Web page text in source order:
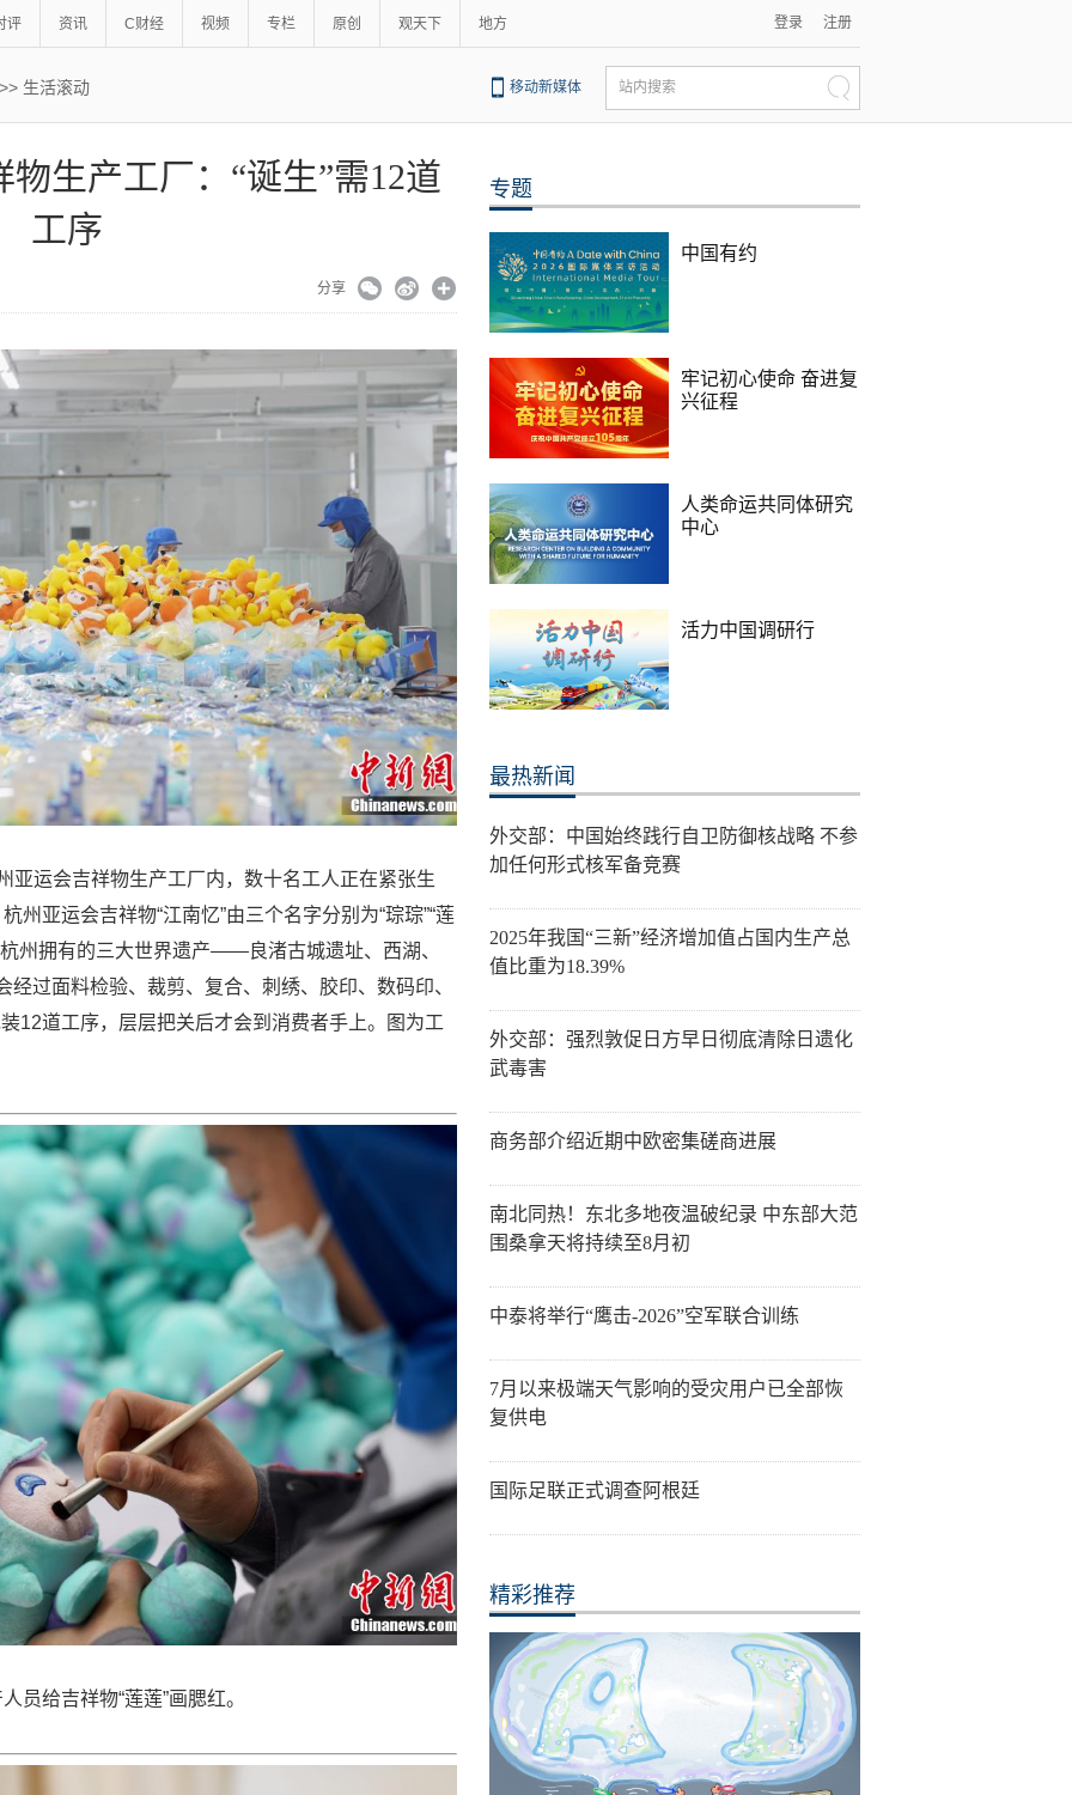
评 资讯 C财经 视频 专栏 原创 观天下 地方 登录 注册
生活滚动 移动新媒体 站内搜索
生产工厂：“诞生”需12道
工序
分享
会吉祥物生产工厂内，数十名工人正在紧张生
州亚运会吉祥物“江南忆”由三个名字分别为“琮琮”“莲
州拥有的三大世界遗产——良渚古城遗址、西湖、
经过面料检验、裁剪、复合、刺绣、胶印、数码印、
12道工序，层层把关后才会到消费者手上。图为工
给吉祥物“莲莲”画腮红。
专题
中国有约
牢记初心使命 奋进复
兴征程
人类命运共同体研究
中心
活力中国调研行
最热新闻
外交部：中国始终践行自卫防御核战略 不参
加任何形式核军备竞赛
2025年我国“三新”经济增加值占国内生产总
值比重为18.39%
外交部：强烈敦促日方早日彻底清除日遗化
武毒害
商务部介绍近期中欧密集磋商进展
南北同热！东北多地夜温破纪录 中东部大范
围桑拿天将持续至8月初
中泰将举行“鹰击-2026”空军联合训练
7月以来极端天气影响的受灾用户已全部恢
复供电
国际足联正式调查阿根廷
精彩推荐